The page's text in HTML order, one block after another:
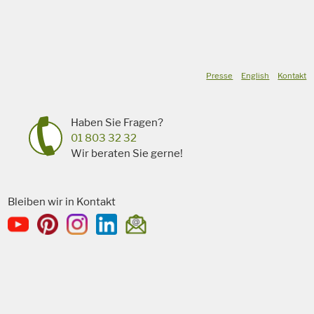
Presse English Kontakt
Haben Sie Fragen?
01 803 32 32
Wir beraten Sie gerne!
Bleiben wir in Kontakt